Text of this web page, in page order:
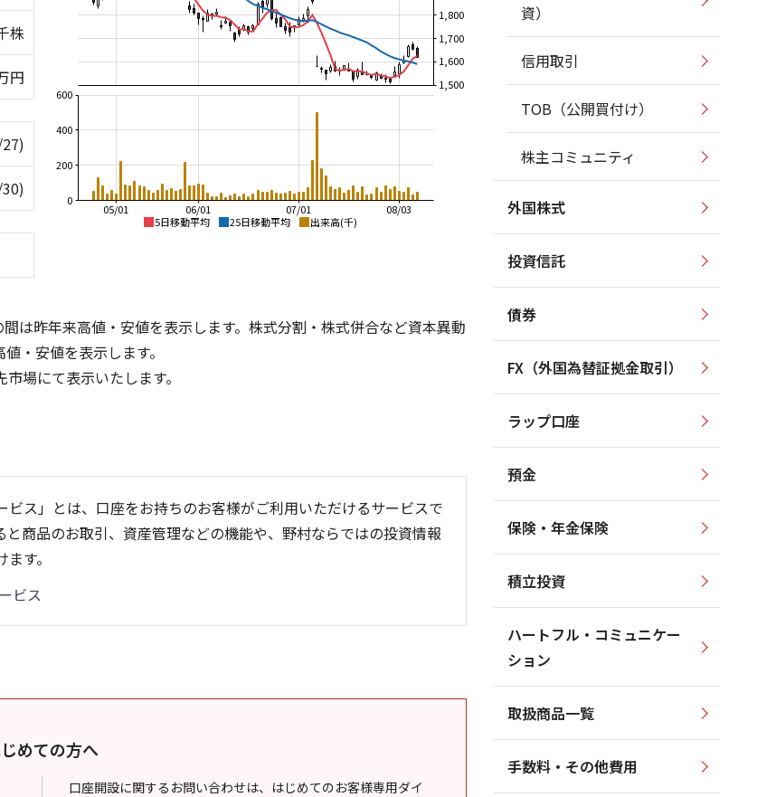
株
円
5日移動平均 25日移動平均 出来高(千)
08/03
07/01
06/01
05/01
1,500
1,600
1,700
1,800
0
200
400
600
0
100
0
50
は昨年来高値・安値を表示します。株式分割・株式併合など資本異動
・安値を表示します。
場にて表示いたします。
ビス」とは、口座をお持ちのお客様がご利用いただけるサービスで
と商品のお取引、資産管理などの機能や、野村ならではの投資情報
す。
ビス
めての方へ
口座開設に関するお問い合わせは、はじめてのお客様専用ダイ
資）
信用取引
TOB（公開買付け）
株主コミュニティ
外国株式
投資信託
債券
FX（外国為替証拠金取引）
ラップ口座
預金
保険・年金保険
積立投資
ハートフル・コミュニケー
ション
取扱商品一覧
手数料・その他費用